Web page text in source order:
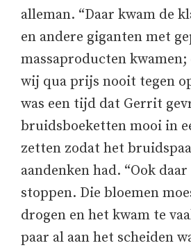
alleman. “Daar kwam de
en andere giganten met
massaproducten
wij qua prijs nooit tegen
was een tijd dat Gerrit
bruidsboeketten mooi in
zetten zodat het
aandenken had. “Ook
stoppen. Die bloemen
drogen en het kwam te
paar al aan het scheiden